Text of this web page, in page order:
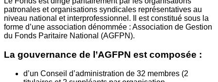
patronales et organisations syndicales représentatives au
niveau national et interprofessionnel. Il est constitué sous la
forme d’une association dénommée : Association de Gestion
du Fonds Paritaire National (AGFPN).
La gouvernance de l’AGFPN est composée :
d’un Conseil d’administration de 32 membres (2